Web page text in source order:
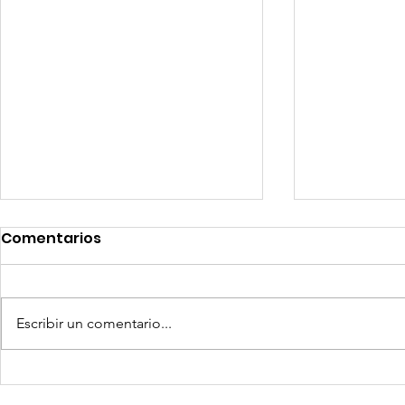
Quilla Resources US$ 25
Aceros
Comentarios
Escribir un comentario...